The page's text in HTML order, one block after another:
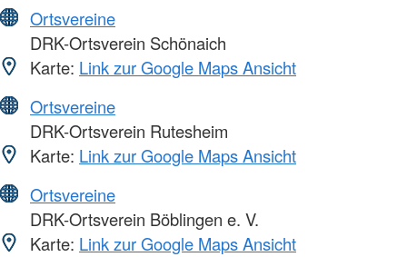
Ortsvereine
DRK-Ortsverein Schönaich
Karte: Link zur Google Maps Ansicht
Ortsvereine
DRK-Ortsverein Rutesheim
Karte: Link zur Google Maps Ansicht
Ortsvereine
DRK-Ortsverein Böblingen e. V.
Karte: Link zur Google Maps Ansicht